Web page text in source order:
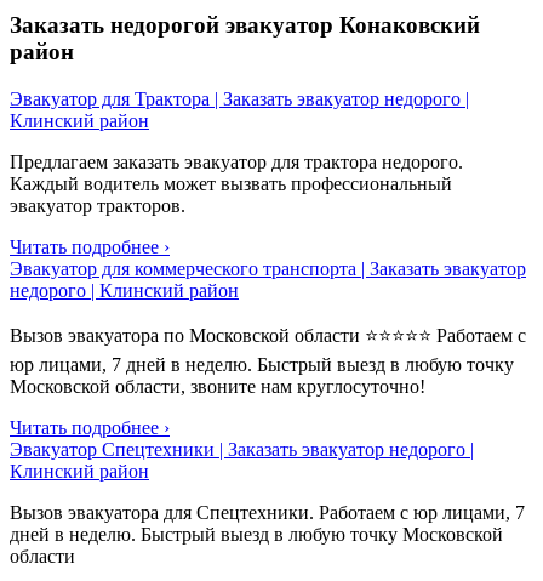
Заказать недорогой эвакуатор Конаковский
район
Эвакуатор для Трактора | Заказать эвакуатор недорого |
Клинский район
Предлагаем заказать эвакуатор для трактора недорого.
Каждый водитель может вызвать профессиональный
эвакуатор тракторов.
Читать подробнее ›
Эвакуатор для коммерческого транспорта | Заказать эвакуатор
недорого | Клинский район
Вызов эвакуатора по Московской области ⭐⭐⭐⭐⭐ Работаем с
юр лицами, 7 дней в неделю. Быстрый выезд в любую точку
Московской области, звоните нам круглосуточно!
Читать подробнее ›
Эвакуатор Спецтехники | Заказать эвакуатор недорого |
Клинский район
Вызов эвакуатора для Спецтехники. Работаем с юр лицами, 7
дней в неделю. Быстрый выезд в любую точку Московской
области